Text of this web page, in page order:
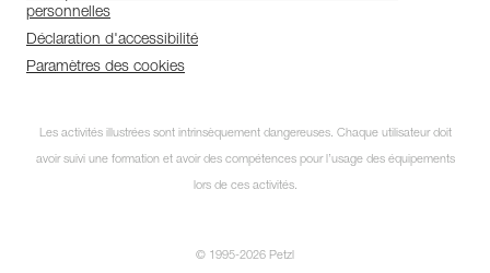
personnelles
Déclaration d'accessibilité
Paramètres des cookies
Les activités illustrées sont intrinsèquement dangereuses. Chaque utilisateur doit
avoir suivi une formation et avoir des compétences pour l’usage des équipements
lors de ces activités.
© 1995-2026 Petzl